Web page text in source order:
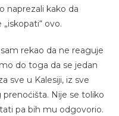
naprezali kako da
ovo.
rekao da ne reaguje
do toga da se jedan
sve u Kalesiji, iz sve
Nije se toliko
pa bih mu odgovorio.